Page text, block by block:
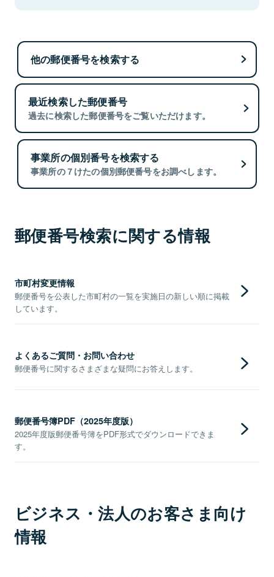
他の郵便番号を検索する
最近検索した郵便番号
過去に検索した郵便番号をご覧いただけます。
事業所の個別番号を検索する
事業所の７けたの個別郵便番号をお調べします。
郵便番号検索に関する情報
市町村変更情報
郵便番号を公表した市町村の一覧を実施日の新しい順に掲載
しています。
よくあるご質問・お問い合わせ
郵便番号に関するさまざまな疑問にお答えします。
郵便番号簿PDF（2025年度版）
2025年度版郵便番号簿をPDF形式でダウンロードできま
す。
ビジネス・法人のお客さま向け
情報